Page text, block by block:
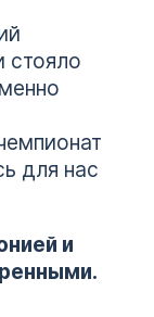
стояло
для нас
и